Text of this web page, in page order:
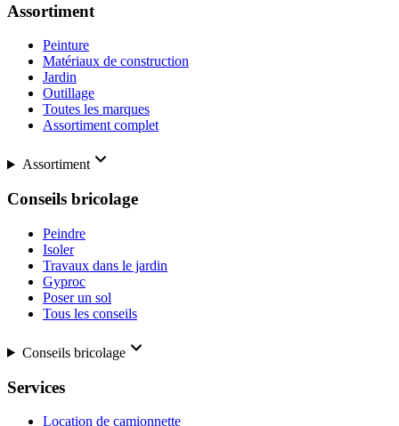
Assortiment
Peinture
Matériaux de construction
Jardin
Outillage
Toutes les marques
Assortiment complet
Assortiment
Conseils bricolage
Peindre
Isoler
Travaux dans le jardin
Gyproc
Poser un sol
Tous les conseils
Conseils bricolage
Services
Location de camionnette